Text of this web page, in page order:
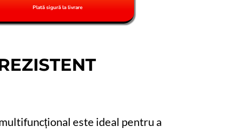
Plată sigură la livrare
este ideal pentru a